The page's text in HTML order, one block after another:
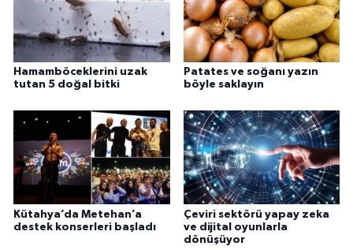
Hamamböceklerini uzak
tutan 5 doğal bitki
Patates ve soğanı yazın
böyle saklayın
Kütahya’da Metehan’a
destek konserleri başladı
Çeviri sektörü yapay zeka
ve dijital oyunlarla
dönüşüyor